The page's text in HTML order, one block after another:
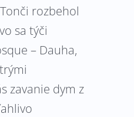
rozbehol
sa týči
– Dauha,
zavanie dym z